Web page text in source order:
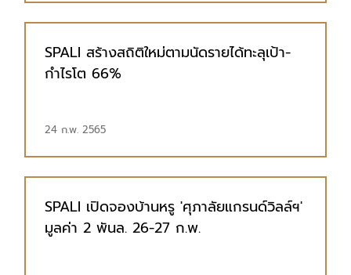
SPALI สร้างสถิติใหม่ตามนัดรายได้ทะลุเป้า-
กำไรโต 66%
24 ก.พ. 2565
SPALI เปิดจองบ้านหรู 'ศุภาลัยแกรนด์วิลล์ฯ'
มูลค่า 2 พันล. 26-27 ก.พ.